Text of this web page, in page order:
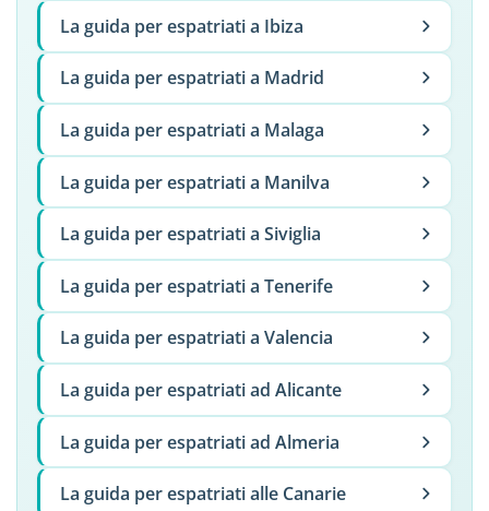
La guida per espatriati a Ibiza
La guida per espatriati a Madrid
La guida per espatriati a Malaga
La guida per espatriati a Manilva
La guida per espatriati a Siviglia
La guida per espatriati a Tenerife
La guida per espatriati a Valencia
La guida per espatriati ad Alicante
La guida per espatriati ad Almeria
La guida per espatriati alle Canarie